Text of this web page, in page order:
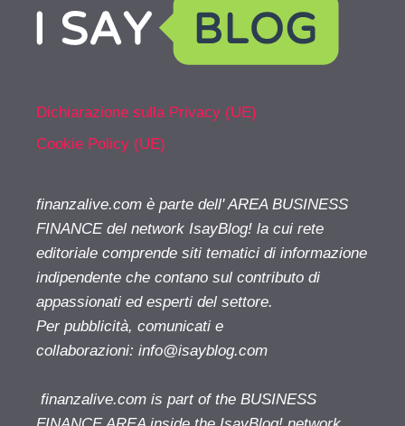
Dichiarazione sulla Privacy (UE)
Cookie Policy (UE)
finanzalive.com è parte dell' AREA BUSINESS
FINANCE del network IsayBlog! la cui rete
editoriale comprende siti tematici di informazione
indipendente che contano sul contributo di
appassionati ed esperti del settore.
Per pubblicità, comunicati e
collaborazioni: info@isayblog.com
finanzalive.com is part of the BUSINESS